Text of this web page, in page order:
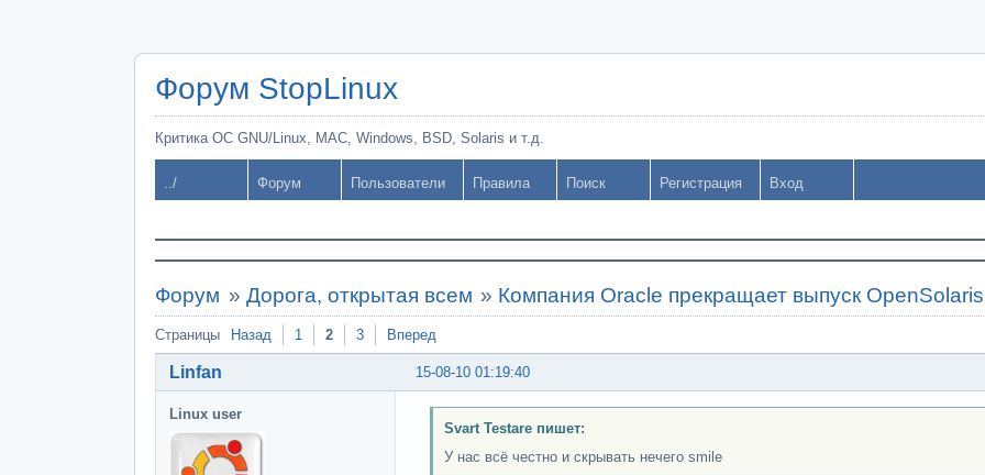
Форум StopLinux
Критика ОС GNU/Linux, MAC, Windows, BSD, Solaris и т.д.
../ Форум Пользователи Правила Поиск Регистрация Вход
Форум » Дорога, открытая всем » Компания Oracle прекращает выпуск OpenSolaris
Страницы Назад 1 2 3 Вперед
15-08-10 01:19:40
Linfan
Linux user
Svart Testare пишет:
У нас всё честно и скрывать нечего smile